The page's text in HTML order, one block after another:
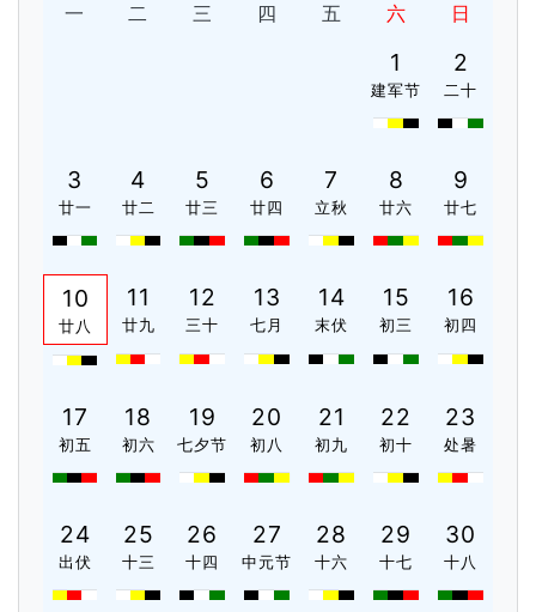
一 二 三 四 五 六 日
1
建军节
2
二十
3
廿一
4
廿二
5
廿三
6
廿四
7
立秋
8
廿六
9
廿七
10
廿八
11
廿九
12
三十
13
七月
14
末伏
15
初三
16
初四
17
初五
18
初六
19
七夕节
20
初八
21
初九
22
初十
23
处暑
24
出伏
25
十三
26
十四
27
中元节
28
十六
29
十七
30
十八